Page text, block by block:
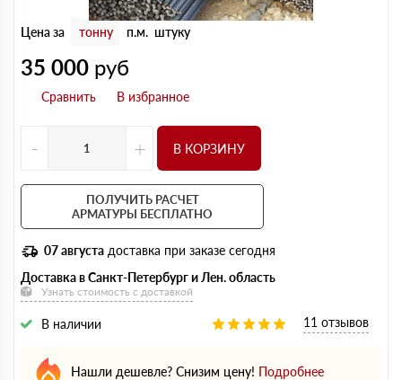
Цена за тонну п.м. штуку
35 000 руб
- + В КОРЗИНУ
ПОЛУЧИТЬ РАСЧЕТ
АРМАТУРЫ БЕСПЛАТНО
07 августа доставка при заказе сегодня
Доставка в Санкт-Петербург и Лен. область
Узнать стоимость с доставкой
В наличии 11 отзывов
Нашли дешевле? Снизим цену! Подробнее